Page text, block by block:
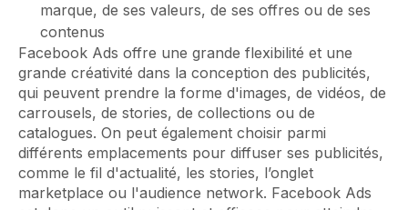
marque, de ses valeurs, de ses offres ou de ses
contenus
Facebook Ads offre une grande flexibilité et une
grande créativité dans la conception des publicités,
qui peuvent prendre la forme d'images, de vidéos, de
carrousels, de stories, de collections ou de
catalogues. On peut également choisir parmi
différents emplacements pour diffuser ses publicités,
comme le fil d'actualité, les stories, l’onglet
marketplace ou l'audience network. Facebook Ads